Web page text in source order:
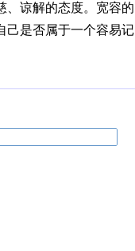
、谅解的态度。宽容的
己是否属于一个容易记